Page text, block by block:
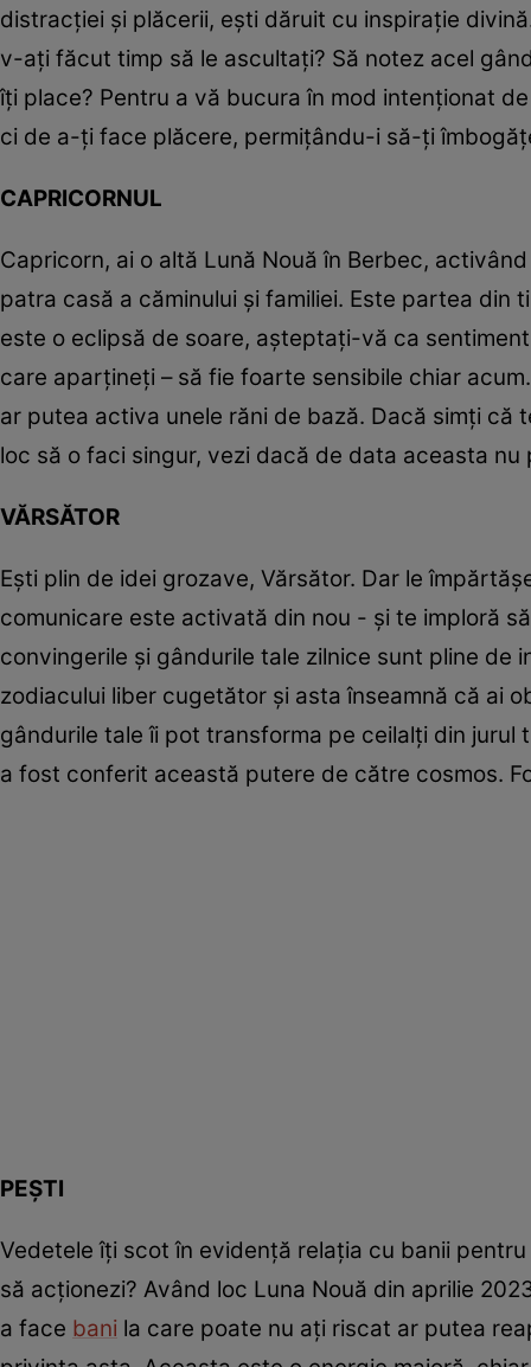
distracției și plăcerii, ești dăruit cu inspirație
v-ați făcut timp să le ascultați? Să notez acel
îți place? Pentru a vă bucura în mod intenționat
ci de a-ți face plăcere, permițându-i să-ți
CAPRICORNUL
Capricorn, ai o altă Lună Nouă în Berbec,
patra casă a căminului și familiei. Este partea din
este o eclipsă de soare, așteptați-vă ca
care aparțineți – să fie foarte sensibile chiar
ar putea activa unele răni de bază. Dacă simți
loc să o faci singur, vezi dacă de data aceasta
VĂRSĂTOR
Ești plin de idei grozave, Vărsător. Dar le
comunicare este activată din nou - și te imploră
convingerile și gândurile tale zilnice sunt pline de
zodiacului liber cugetător și asta înseamnă că ai
gândurile tale îi pot transforma pe ceilalți din
a fost conferit această putere de către cosmos.
PEȘTI
Vedetele îți scot în evidență relația cu banii
să acționezi? Având loc Luna Nouă din aprilie
a face bani la care poate nu ați riscat ar putea